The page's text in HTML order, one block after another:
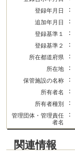
登録年月日
：
追加年月日
：
登録基準１ ：
登録基準２
：
所在都道府県 ：
所在地
：
保管施設の名称
：
所有者名 ：
所有者種別 ：
管理団体・管理責任
者名
：
関連情報